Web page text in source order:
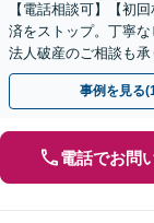
【電話相談可】【初
済をストップ。丁寧な
法人破産のご相談も
【女学院前駅5分】
事例を見る
電話でお問